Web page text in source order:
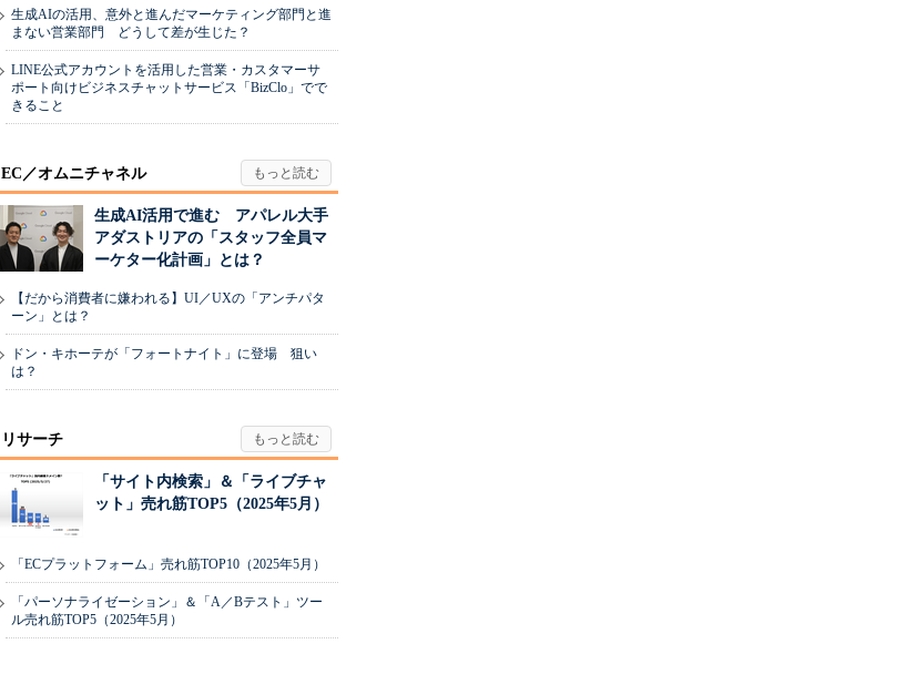
生成AIの活用、意外と進んだマーケティング部門と進
まない営業部門 どうして差が生じた？
LINE公式アカウントを活用した営業・カスタマーサ
ポート向けビジネスチャットサービス「BizClo」でで
きること
EC／オムニチャネル
生成AI活用で進む アパレル大手
アダストリアの「スタッフ全員マ
ーケター化計画」とは？
【だから消費者に嫌われる】UI／UXの「アンチパタ
ーン」とは？
ドン・キホーテが「フォートナイト」に登場 狙い
は？
リサーチ
「サイト内検索」＆「ライブチャ
ット」売れ筋TOP5（2025年5月）
「ECプラットフォーム」売れ筋TOP10（2025年5月）
「パーソナライゼーション」＆「A／Bテスト」ツー
ル売れ筋TOP5（2025年5月）